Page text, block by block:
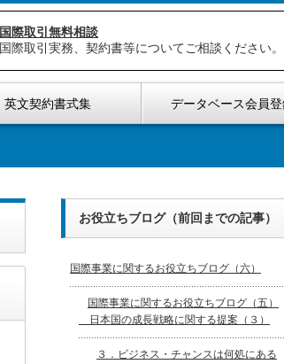
国際取引無料相談
国際取引実務、契約書等についてご相談ください。
英文契約書式集 データベース会員
お役立ちブログ（前回までの記事）
国際事業に関するお役立ちブログ（六）
国際事業に関するお役立ちブログ（五）
日本国の成長戦略に関する提案（３）
３．ビジネス・チャンスは何処にある